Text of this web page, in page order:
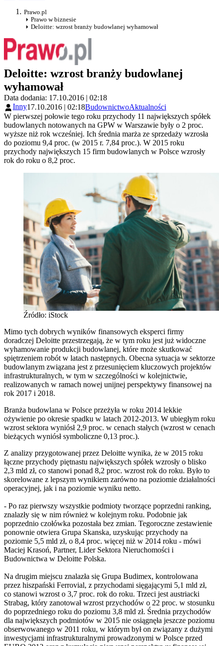
Prawo.pl
Prawo w biznesie
Deloitte: wzrost branży budowlanej wyhamował
Deloitte: wzrost branży budowlanej
wyhamował
Data dodania: 17.10.2016 | 02:18
Inny17.10.2016 | 02:18BudownictwoAktualności
W pierwszej połowie tego roku przychody 11 największych spółek
budowlanych notowanych na GPW w Warszawie były o 2 proc.
wyższe niż rok wcześniej. Ich średnia marża ze sprzedaży wzrosła
do poziomu 9,4 proc. (w 2015 r. 7,84 proc.). W 2015 roku
przychody największych 15 firm budowlanych w Polsce wzrosły
rok do roku o 8,2 proc.
Źródło: iStock
Mimo tych dobrych wyników finansowych eksperci firmy
doradczej Deloitte przestrzegają, że w tym roku jest już widoczne
wyhamowanie produkcji budowlanej, które może skutkować
spiętrzeniem robót w latach następnych. Obecna sytuacja w sektorze
budowlanym związana jest z przesunięciem kluczowych projektów
infrastrukturalnych, w tym w szczególności w kolejnictwie,
realizowanych w ramach nowej unijnej perspektywy finansowej na
rok 2017 i 2018.
Branża budowlana w Polsce przeżyła w roku 2014 lekkie
ożywienie po okresie spadku w latach 2012-2013. W ubiegłym roku
wzrost sektora wyniósł 2,9 proc. w cenach stałych (wzrost w cenach
bieżących wyniósł symboliczne 0,13 proc.).
Z analizy przygotowanej przez Deloitte wynika, że w 2015 roku
łączne przychody piętnastu największych spółek wzrosły o blisko
2,3 mld zł, co stanowi ponad 8,2 proc. wzrost rok do roku. Było to
skorelowane z lepszym wynikiem zarówno na poziomie działalności
operacyjnej, jak i na poziomie wyniku netto.
- Po raz pierwszy wszystkie podmioty tworzące poprzedni ranking,
znalazły się w nim również w kolejnym roku. Podobnie jak
poprzednio czołówka pozostała bez zmian. Tegoroczne zestawienie
ponownie otwiera Grupa Skanska, uzyskując przychody na
poziomie 5,5 mld zł, o 8,4 proc. więcej niż w 2014 roku - mówi
Maciej Krasoń, Partner, Lider Sektora Nieruchomości i
Budownictwa w Deloitte Polska.
Na drugim miejscu znalazła się Grupa Budimex, kontrolowana
przez hiszpański Ferrovial, z przychodami sięgającymi 5,1 mld zł,
co stanowi wzrost o 3,7 proc. rok do roku. Trzeci jest austriacki
Strabag, który zanotował wzrost przychodów o 22 proc. w stosunku
do poprzedniego roku do poziomu 3,8 mld zł. Średnia przychodów
dla największych podmiotów w 2015 nie osiągnęła jeszcze poziomu
obserwowanego w 2011 roku, w którym był on związany z dużymi
inwestycjami infrastrukturalnymi prowadzonymi w Polsce przed